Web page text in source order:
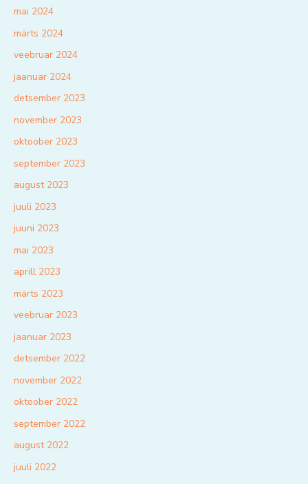
mai 2024
märts 2024
veebruar 2024
jaanuar 2024
detsember 2023
november 2023
oktoober 2023
september 2023
august 2023
juuli 2023
juuni 2023
mai 2023
aprill 2023
märts 2023
veebruar 2023
jaanuar 2023
detsember 2022
november 2022
oktoober 2022
september 2022
august 2022
juuli 2022